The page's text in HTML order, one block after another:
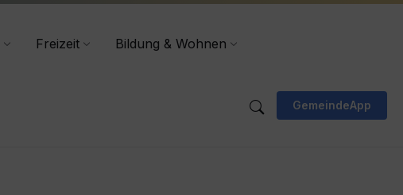
Freizeit
Bildung & Wohnen
GemeindeApp